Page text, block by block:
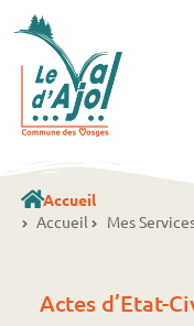
Accueil
Accueil
Mes
Actes d’Etat-